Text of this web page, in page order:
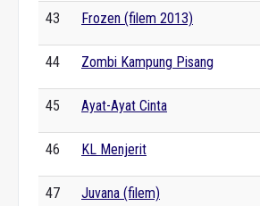
43 Frozen (filem 2013)
44 Zombi Kampung Pisang
45 Ayat-Ayat Cinta
46 KL Menjerit
47 Juvana (filem)